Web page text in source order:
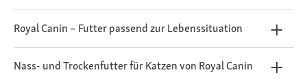
Royal Canin – Futter passend zur Lebenssituation
Nass- und Trockenfutter für Katzen von Royal Canin